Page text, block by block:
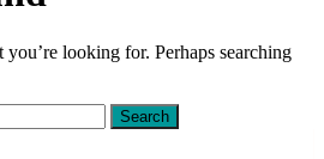
you’re looking for. Perhaps searching